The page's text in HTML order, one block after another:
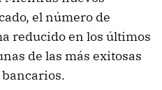
el número de
reducido en los últimos
de las más exitosas